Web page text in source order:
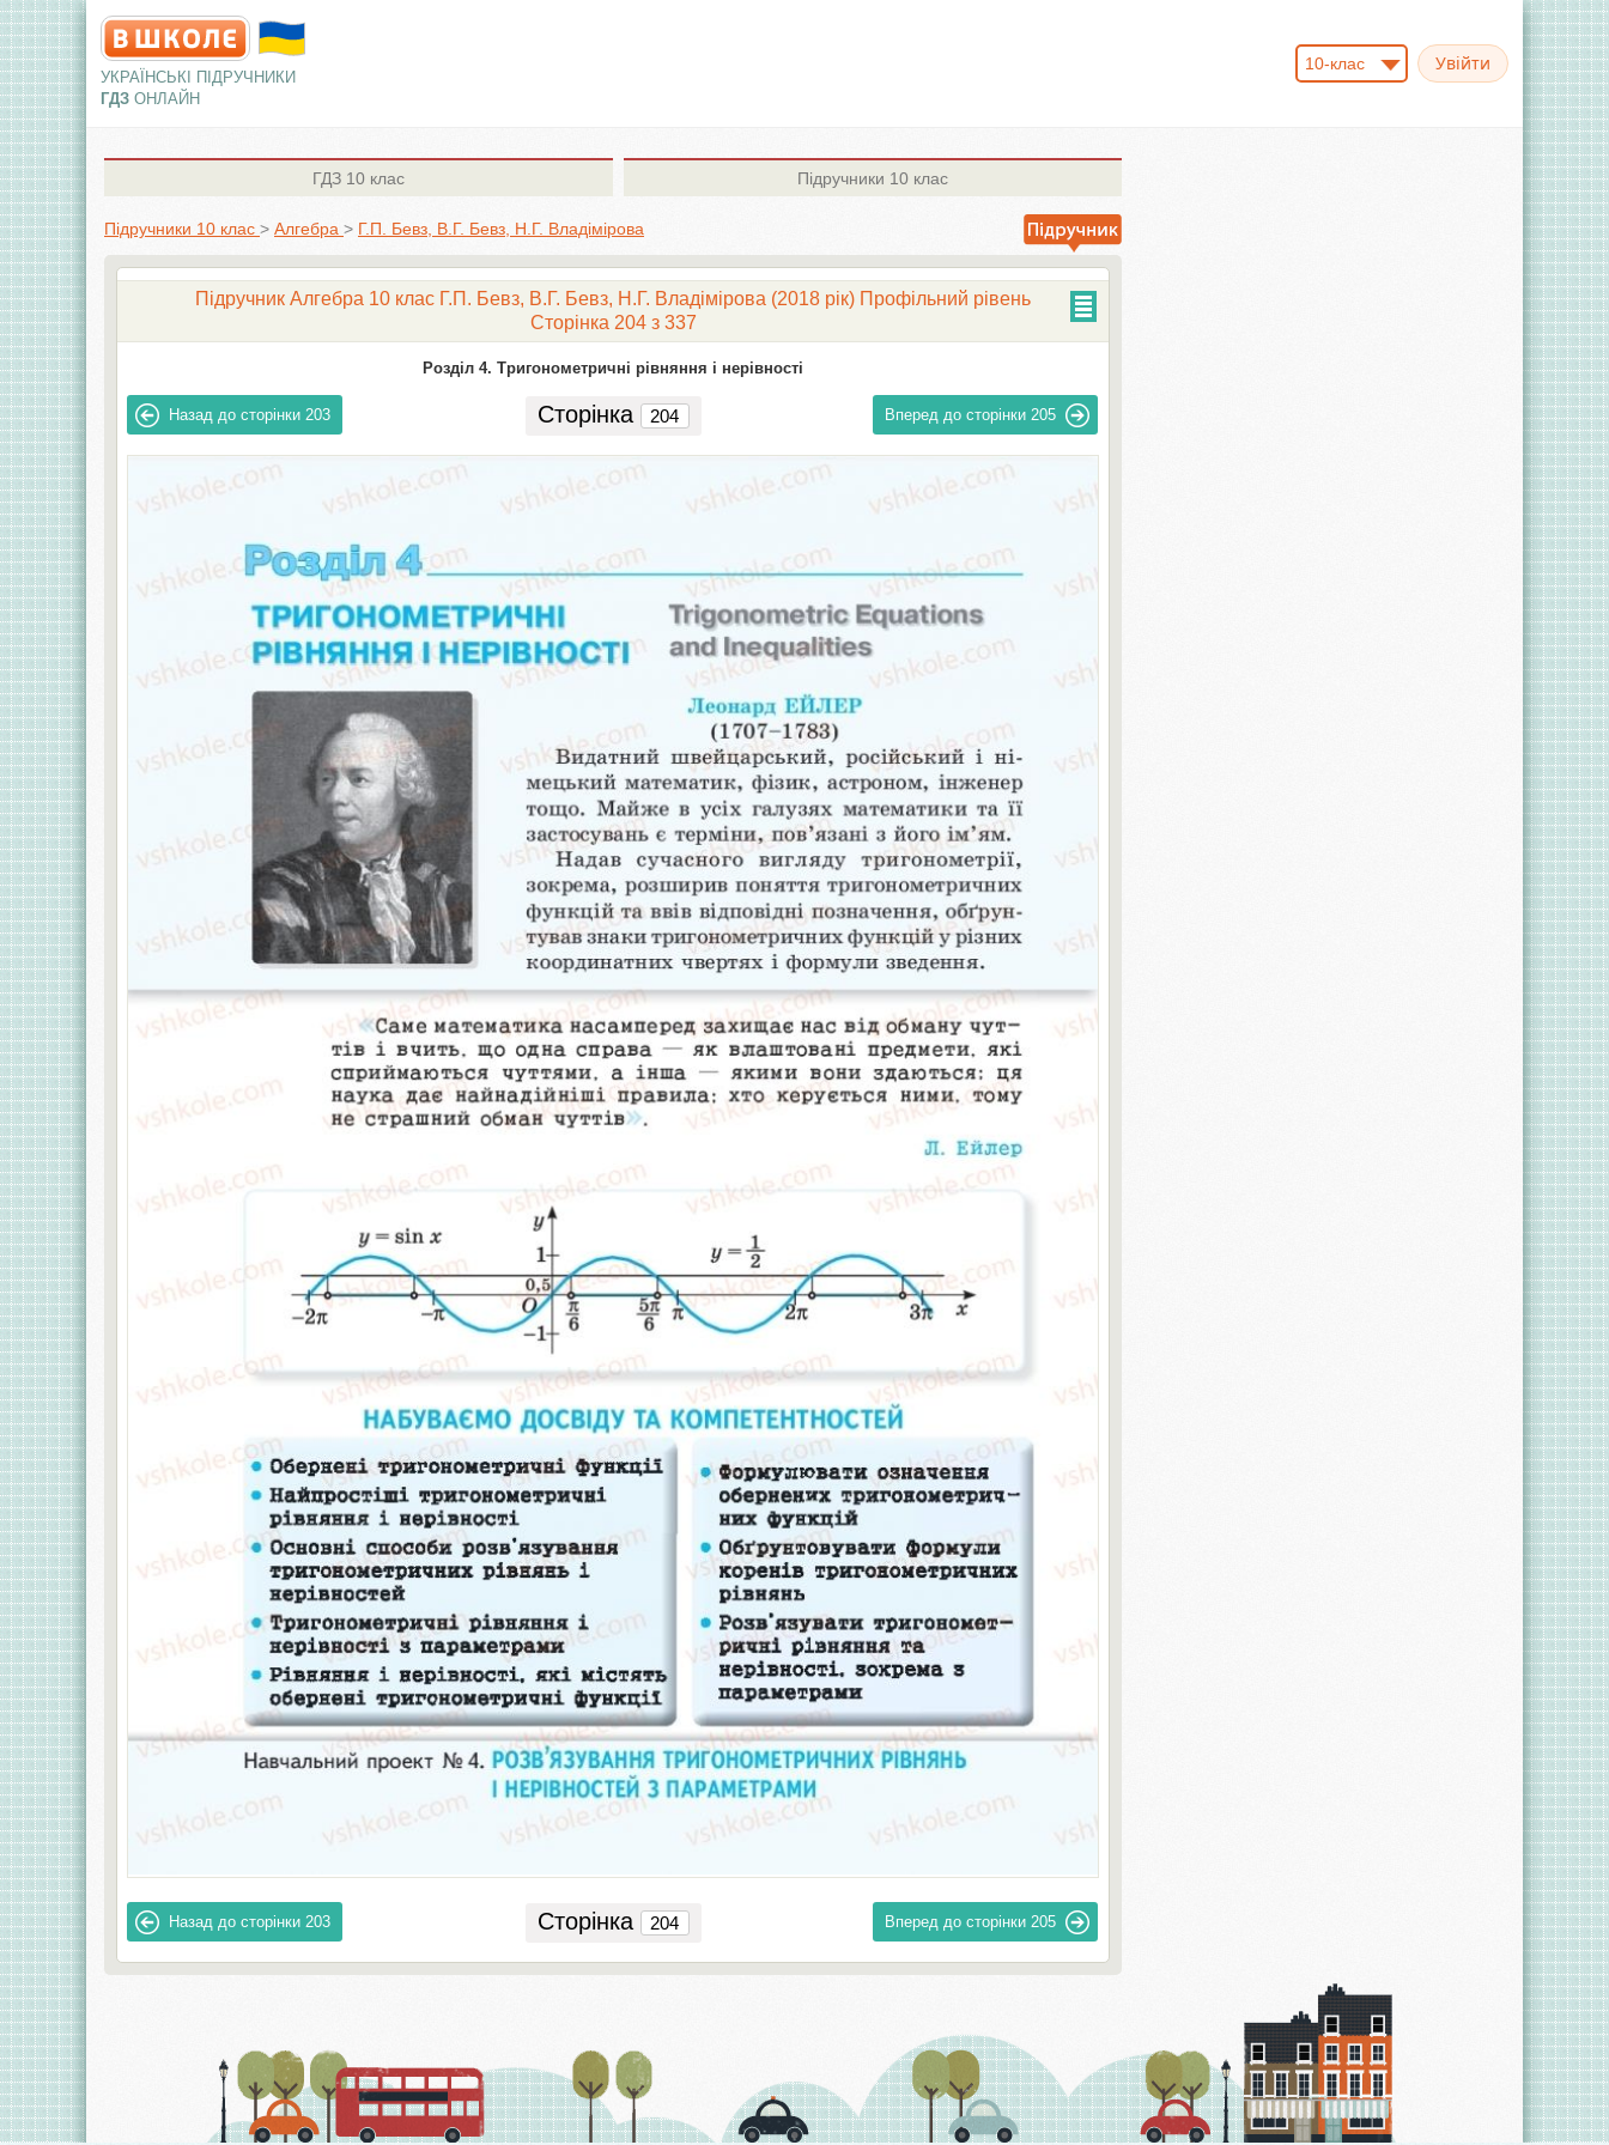
УКРАЇНСЬКІ ПІДРУЧНИКИ
ГДЗ ОНЛАЙН
10-клас
ГДЗ 10 клас Підручники 10 клас
Підручники 10 клас > Алгебра > Г.П. Бевз, В.Г. Бевз, Н.Г. Владімірова
Підручник Алгебра 10 клас Г.П. Бевз, В.Г. Бевз, Н.Г. Владімірова (2018 рік) Профільний рівень
Сторінка 204 з 337
Розділ 4. Тригонометричні рівняння і нерівності
Назад до сторінки 203 Сторінка Вперед до сторінки 205
Назад до сторінки 203 Сторінка Вперед до сторінки 205